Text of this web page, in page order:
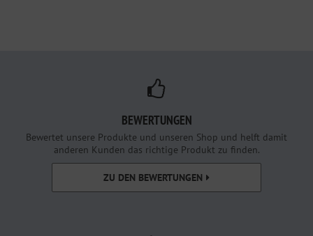
BEWERTUNGEN
Bewertet unsere Produkte und unseren Shop und helft damit
anderen Kunden das richtige Produkt zu finden.
ZU DEN BEWERTUNGEN